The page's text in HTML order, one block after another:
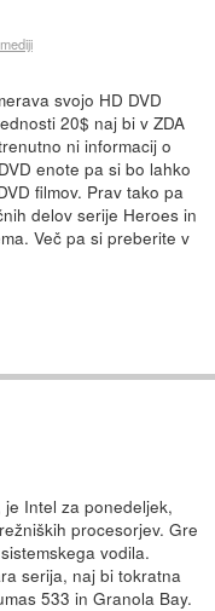
svojo HD DVD
20$ naj bi v ZDA
ni informacij o
enote pa si bo lahko
filmov. Prav tako pa
delov serije Heroes in
Več pa si preberite v
je Intel za ponedeljek,
procesorjev. Gre
vodila.
serija, naj bi tokratna
533 in Granola Bay.